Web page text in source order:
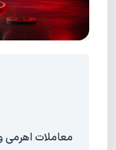
معاملات اهرمی